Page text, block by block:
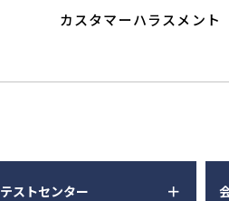
カスタマーハラスメント
テストセンター